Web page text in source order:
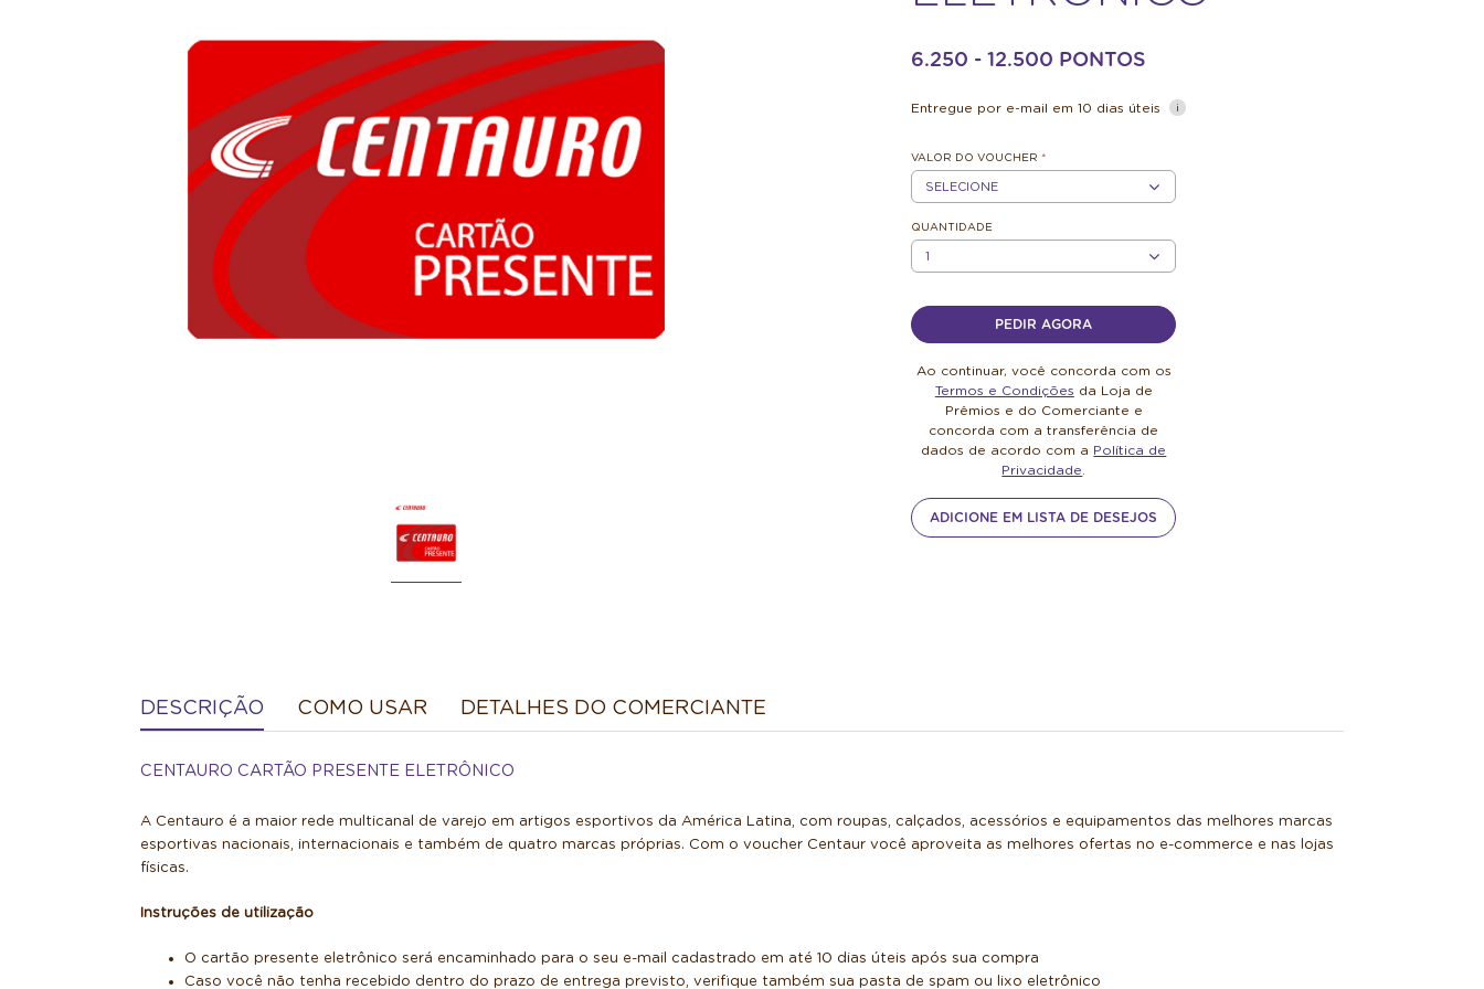
6.250 - 12.500 PONTOS
Entregue por e-mail em 10 dias úteis
VALOR DO VOUCHER*
QUANTIDADE
PEDIR AGORA
Ao continuar, você concorda com os
Termos e Condições da Loja de
Prêmios e do Comerciante e
concorda com a transferência de
dados de acordo com a Política de
Privacidade
ADICIONE EM LISTA DE DESEJOS
DESCRIÇÃO COMO USAR DETALHES DO COMERCIANTE
CENTAURO CARTÃO PRESENTE ELETRÔNICO
A Centauro é a maior rede multicanal de varejo em artigos esportivos da América Latina, com roupas, calçados, acessórios e equipamentos das melhores marcas
esportivas nacionais, internacionais e também de quatro marcas próprias. Com o voucher Centaur você aproveita as melhores ofertas no e-commerce e nas lojas
físicas.
Instruções de utilização
O cartão presente eletrônico será encaminhado para o seu e-mail cadastrado em até 10 dias úteis após sua compra
Caso você não tenha recebido dentro do prazo de entrega previsto, verifique também sua pasta de spam ou lixo eletrônico